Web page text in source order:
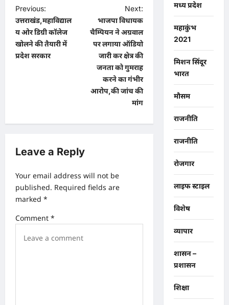
P
o
s
t
i
a
i
o
n
Previous:
उत्तराखंड,महाविद्याल
य ओर डिग्री कॉलेज
खोलने की तैयारी में
प्रदेश सरकार
Next:
भाजपा विधायक
चैम्पियन ने अग्रवाल
पर लगाया ऑडियो
जारी कर क्षेत्र की
जनता को गुमराह
करने का गंभीर
आरोप,की जांच की
मांग
Leave a Reply
Your email address will not be
published. Required fields are
marked *
Comment *
मध्य प्रदेश
महाकुंभ
2021
मिशन सिंदूर
भारत
मौसम
राजनीति
राजनीति
रोजगार
लाइफ स्टाइल
विशेष
व्यापार
शासन –
प्रशासन
शिक्षा